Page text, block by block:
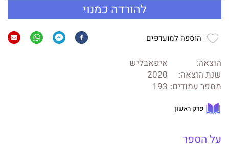
להורדה כמנוי
הוספה למועדפים
הוצאה:
איפאבליש
שנת הוצאה:
2020
מספר עמודים: 193
פרק ראשון
על הספר